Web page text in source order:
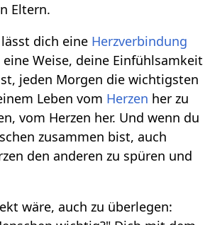
Eltern.
dich eine Herzverbindung
Weise, deine Einfühlsamkeit
jeden Morgen die wichtigsten
Leben vom Herzen her zu
vom Herzen her. Und wenn du
zusammen bist, auch
den anderen zu spüren und
wäre, auch zu überlegen: